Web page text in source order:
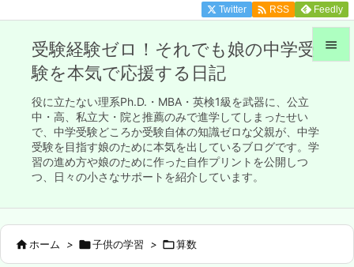
受験経験ゼロ！それでも娘の中学受
験を本気で応援する日記
役に立たない理系Ph.D.・MBA・英検1級を武器に、公立
中・高、私立大・院と推薦のみで進学してしまったせい
で、中学受験どころか受験自体の知識ゼロな父親が、中学
受験を目指す娘のために本気を出しているブログです。学
習の進め方や娘のために作った自作プリントを公開しつ
つ、日々の小さなサポートを紹介しています。

Twitter  RSS Feedly
ホーム > 子供の学習 > 算数